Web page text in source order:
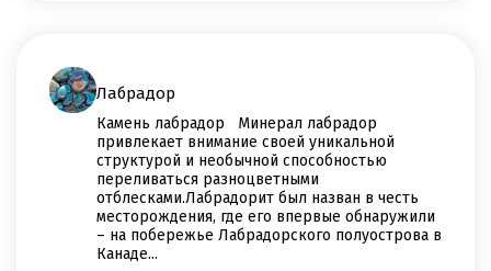
Лабрадор
Камень лабрадор Минерал лабрадор
привлекает внимание своей уникальной
структурой и необычной способностью
переливаться разноцветными
отблесками.Лабрадорит был назван в честь
месторождения, где его впервые обнаружили
– на побережье Лабрадорского полуострова в
Канаде...